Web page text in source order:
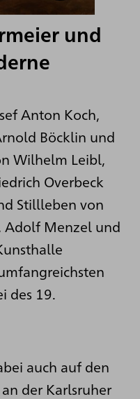
und
Anton Koch,
Böcklin und
Wilhelm Leibl,
Overbeck
Stillleben von
Adolf Menzel und
des 19.
auch auf den
der Karlsruher